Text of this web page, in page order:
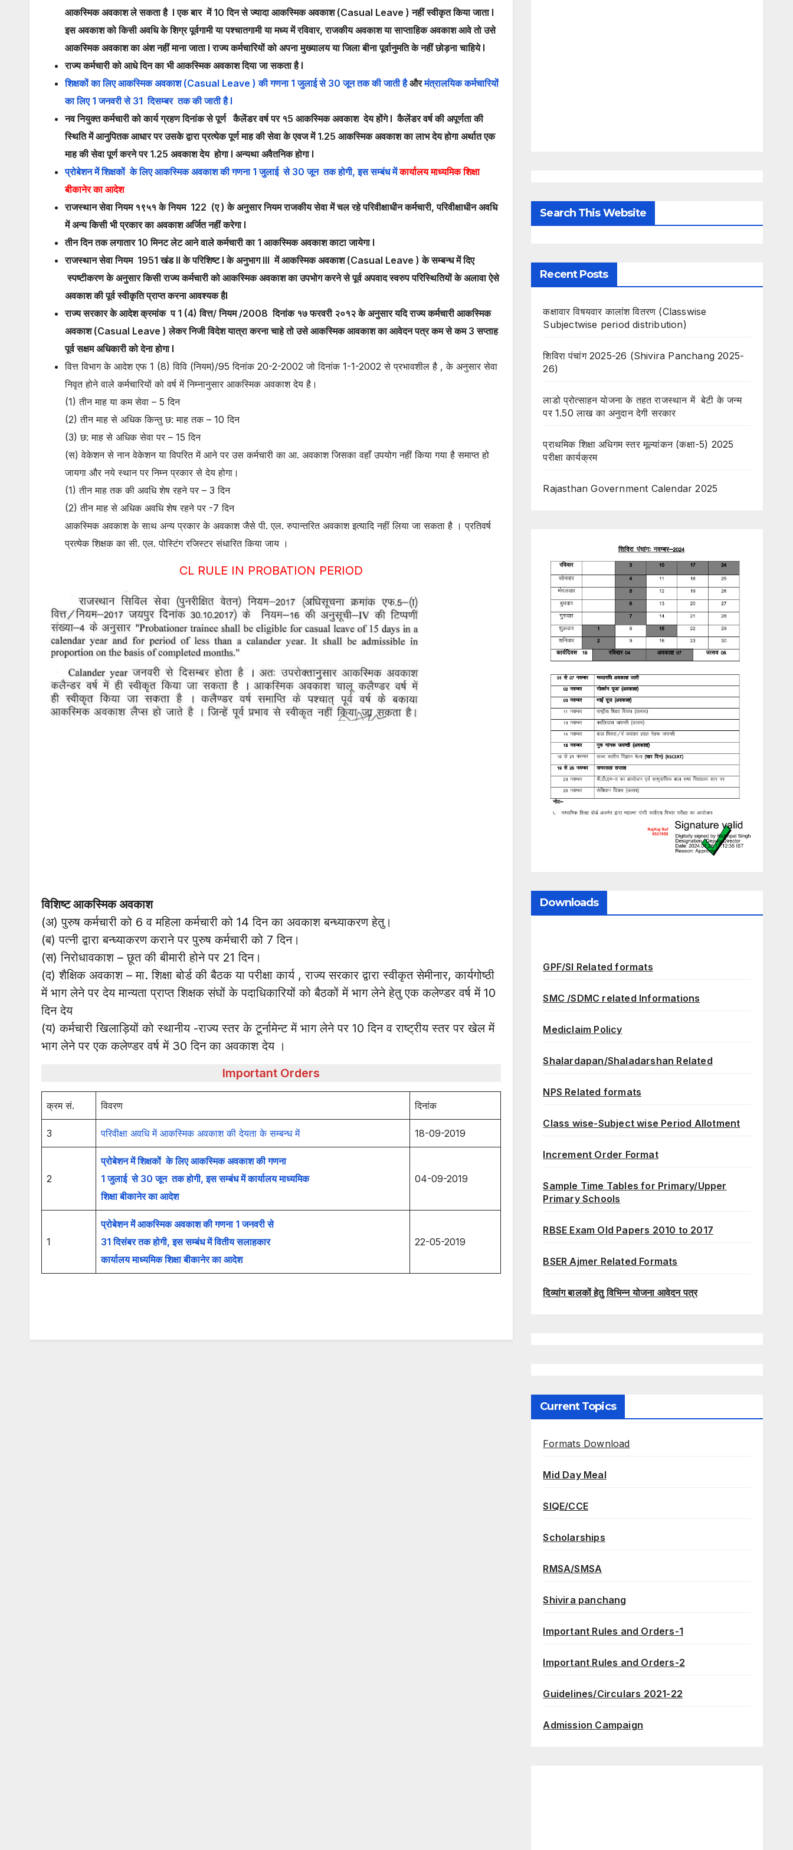
आकस्मिक अवकाश ले सकता है l एक बार में 10 दिन से ज्यादा आकस्मिक अवकाश (Casual Leave ) नहीं स्वीकृत किया जाता l
इस अवकाश को किसी अवधि के शिग्र पूर्वगामी या पश्चातगामी या मध्य में रविवार, राजकीय अवकाश या साप्ताहिक अवकाश आवे तो उसे
आकस्मिक अवकाश का अंश नहीं माना जाता l राज्य कर्मचारियों को अपना मुख्यालय या जिला बीना पूर्वानुमति के नहीं छोड़ना चाहिये l
राज्य कर्मचारी को आधे दिन का भी आकस्मिक अवकाश दिया जा सकता है l
शिक्षकों का लिए आकस्मिक अवकाश (Casual Leave ) की गणना 1 जुलाई से 30 जून तक की जाती हैऔरमंत्रालयिक कर्मचारियों
का लिए 1 जनवरी से 31 दिसम्बर तक की जाती है l
नव नियुक्त कर्मचारी को कार्य ग्रहण दिनांक से पूर्ण कैलेंडर वर्ष पर १5 आकस्मिक अवकाश देय होंगे l कैलेंडर वर्ष की अपूर्णता की
स्थिति में आनुपितक आधार पर उसके द्वारा प्रत्येक पूर्ण माह की सेवा के एवज में 1.25 आकस्मिक अवकाश का लाभ देय होगा अर्थात एक
माह की सेवा पूर्ण करने पर 1.25 अवकाश देय होगा l अन्यथा अवैतनिक होगाl
प्रोबेशन में शिक्षकों के लिए आकस्मिक अवकाश की गणना 1 जुलाई से 30 जून तक होगी, इस सम्बंध मेंकार्यालय माध्यमिक शिक्षा
बीकानेर का आदेश
राजस्थान सेवा नियम १९५१ के नियम 122 (ए ) के अनुसार नियम राजकीय सेवा में चल रहे परिवीक्षाधीन कर्मचारी, परिवीक्षाधीन अवधि
में अन्य किसी भी प्रकार का अवकाश अर्जित नहीं करेगा l
तीन दिन तक लगातार 10 मिनट लेट आने वाले कर्मचारी का 1 आकस्मिक अवकाश काटा जायेगा l
राजस्थान सेवा नियम 1951 खंड ll के परिशिष्ट l के अनुभाग lll में आकस्मिक अवकाश (Casual Leave ) के सम्बन्ध में दिए
स्पष्टीकरण के अनुसार किसी राज्य कर्मचारी को आकस्मिक अवकाश का उपभोग करने से पूर्व अपवाद स्वरुप परिस्थितियों के अलावा ऐसे
अवकाश की पूर्व स्वीकृति प्राप्त करना आवश्यक हैl
राज्य सरकार के आदेश क्रमांक प 1 (4) वित्त/ नियम /2008 दिनांक १७ फरवरी २०१२ के अनुसार यदि राज्य कर्मचारी आकस्मिक
अवकाश (Casual Leave ) लेकर निजी विदेश यात्रा करना चाहे तो उसे आकस्मिक आवकाश का आवेदन पत्र कम से कम 3 सप्ताह
पूर्व सक्षम अधिकारी को देना होगा l
वित्त विभाग के आदेश एफ 1 (8) विवि (नियम)/95 दिनांक 20-2-2002 जो दिनांक 1-1-2002 से प्रभावशील है , के अनुसार सेवा
निवृत होने वाले कर्मचारियों को वर्ष में निम्नानुसार आकस्मिक अवकाश देय है।
(1) तीन माह या कम सेवा – 5 दिन
(2) तीन माह से अधिक किन्तु छ: माह तक – 10 दिन
(3) छ: माह से अधिक सेवा पर – 15 दिन
(स) वेकेशन से नान वेकेशन या विपरित में आने पर उस कर्मचारी का आ. अवकाश जिसका वहाँ उपयोग नहीं किया गया है समाप्त हो
जायगा और नये स्थान पर निम्न प्रकार से देय होगा।
(1) तीन माह तक की अवधि शेष रहने पर – 3 दिन
(2) तीन माह से अधिक अवधि शेष रहने पर -7 दिन
आकस्मिक अवकाश के साथ अन्य प्रकार के अवकाश जैसे पी. एल. रुपान्तरित अवकाश इत्यादि नहीं लिया जा सकता है । प्रतिवर्ष
प्रत्येक शिक्षक का सी. एल. पोस्टिंग रजिस्टर संधारित किया जाय ।
CL RULE IN PROBATION PERIOD
विशिष्ट आकस्मिक अवकाश
(अ) पुरुष कर्मचारी को 6 व महिला कर्मचारी को 14 दिन का अवकाश बन्ध्याकरण हेतु।
(ब) पत्नी द्वारा बन्ध्याकरण कराने पर पुरुष कर्मचारी को 7 दिन।
(स) निरोधावकाश – छूत की बीमारी होने पर 21 दिन।
(द) शैक्षिक अवकाश – मा. शिक्षा बोर्ड की बैठक या परीक्षा कार्य , राज्य सरकार द्वारा स्वीकृत सेमीनार, कार्यगोष्ठी
में भाग लेने पर देय मान्यता प्राप्त शिक्षक संघों के पदाधिकारियों को बैठकों में भाग लेने हेतु एक कलेण्डर वर्ष में 10
दिन देय
(य) कर्मचारी खिलाड़ियों को स्थानीय -राज्य स्तर के टूर्नामेन्ट में भाग लेने पर 10 दिन व राष्ट्रीय स्तर पर खेल में
भाग लेने पर एक कलेण्डर वर्ष में 30 दिन का अवकाश देय ।
Important Orders
क्रम सं. विवरण दिनांक
3 परिवीक्षा अवधि में आकस्मिक अवकाश की देयता के सम्बन्ध में 18-09-2019
2
प्रोबेशन में शिक्षकों के लिए आकस्मिक अवकाश की गणना
1 जुलाई से 30 जून तक होगी, इस सम्बंध में कार्यालय माध्यमिक
शिक्षा बीकानेर का आदेश
04-09-2019
1
प्रोबेशन में आकस्मिक अवकाश की गणना 1 जनवरी से
31 दिसंबर तक होगी, इस सम्बंध में वितीय सलाहकार
कार्यालय माध्यमिक शिक्षा बीकानेर का आदेश
22-05-2019
Search This Website
Recent Posts
कक्षावार विषयवार कालांश वितरण (Classwise
Subjectwise period distribution)
शिविरा पंचांग 2025-26 (Shivira Panchang 2025-
26)
लाडो प्रोत्साहन योजना के तहत राजस्थान में बेटी के जन्म
पर 1.50 लाख का अनुदान देगी सरकार
प्राथमिक शिक्षा अधिगम स्तर मूल्यांकन (कक्षा-5) 2025
परीक्षा कार्यक्रम
Rajasthan Government Calendar 2025
Downloads
GPF/SI Related formats
SMC /SDMC related Informations
Mediclaim Policy
Shalardapan/Shaladarshan Related
NPS Related formats
Class wise-Subject wise Period Allotment
Increment Order Format
Sample Time Tables for Primary/Upper
Primary Schools
RBSE Exam Old Papers 2010 to 2017
BSER Ajmer Related Formats
दिव्यांग बालकों हेतु विभिन्न योजना आवेदन पत्र
Current Topics
Formats Download
Mid Day Meal
SIQE/CCE
Scholarships
RMSA/SMSA
Shivira panchang
Important Rules and Orders-1
Important Rules and Orders-2
Guidelines/Circulars 2021-22
Admission Campaign